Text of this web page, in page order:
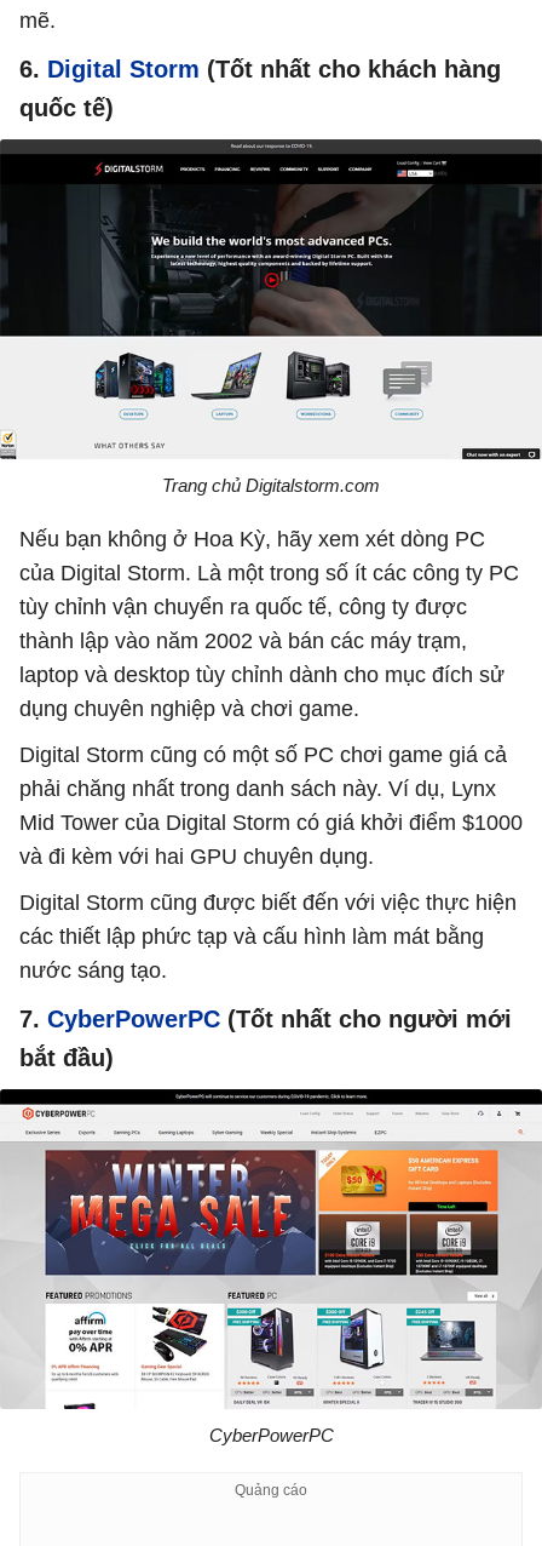
mẽ.
6. Digital Storm (Tốt nhất cho khách hàng
quốc tế)
Trang chủ Digitalstorm.com
Nếu bạn không ở Hoa Kỳ, hãy xem xét dòng PC
của Digital Storm. Là một trong số ít các công ty PC
tùy chỉnh vận chuyển ra quốc tế, công ty được
thành lập vào năm 2002 và bán các máy trạm,
laptop và desktop tùy chỉnh dành cho mục đích sử
dụng chuyên nghiệp và chơi game.
Digital Storm cũng có một số PC chơi game giá cả
phải chăng nhất trong danh sách này. Ví dụ, Lynx
Mid Tower của Digital Storm có giá khởi điểm $1000
và đi kèm với hai GPU chuyên dụng.
Digital Storm cũng được biết đến với việc thực hiện
các thiết lập phức tạp và cấu hình làm mát bằng
nước sáng tạo.
7. CyberPowerPC (Tốt nhất cho người mới
bắt đầu)
CyberPowerPC